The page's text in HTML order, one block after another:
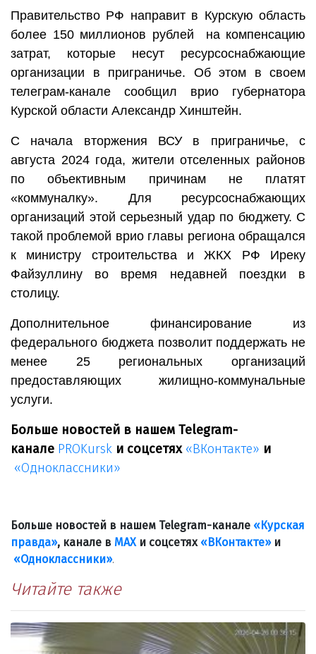
Правительство РФ направит в Курскую область
более 150 миллионов рублей на компенсацию
затрат, которые несут ресурсоснабжающие
организации в приграничье. Об этом в своем
телеграм-канале сообщил врио губернатора
Курской области Александр Хинштейн.
С начала вторжения ВСУ в приграничье, с
августа 2024 года, жители отселенных районов
по объективным причинам не платят
«коммуналку». Для ресурсоснабжающих
организаций этой серьезный удар по бюджету. С
такой проблемой врио главы региона обращался
к министру строительства и ЖКХ РФ Иреку
Файзуллину во время недавней поездки в
столицу.
Дополнительное финансирование из
федерального бюджета позволит поддержать не
менее 25 региональных организаций
предоставляющих жилищно-коммунальные
услуги.
Больше новостей в нашем Telegram-
канале PROKursk и соцсетях «ВКонтакте» и
«Одноклассники»
Больше новостей в нашем Telegram-канале «Курская
правда», канале в МАХ и соцсетях «ВКонтакте»и
«Одноклассники».
Читайте также